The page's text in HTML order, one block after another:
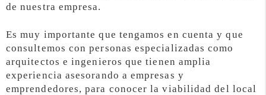
de nuestra empresa.
Es muy importante que tengamos en cuenta y que
consultemos con personas especializadas como
arquitectos e ingenieros que tienen amplia
experiencia asesorando a empresas y
emprendedores, para conocer la viabilidad del local